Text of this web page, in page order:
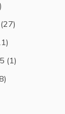
(27)
(1)